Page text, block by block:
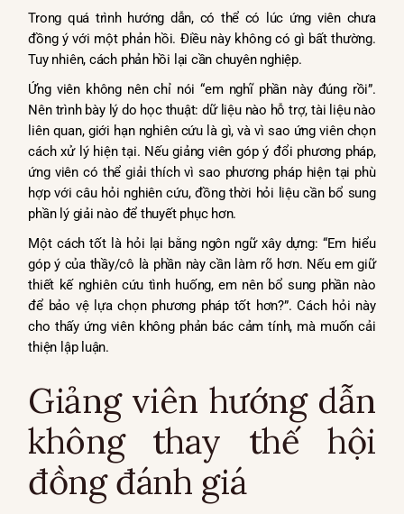
Trong quá trình hướng dẫn, có thể có lúc ứng viên chưa
đồng ý với một phản hồi. Điều này không có gì bất thường.
Tuy nhiên, cách phản hồi lại cần chuyên nghiệp.
Ứng viên không nên chỉ nói “em nghĩ phần này đúng rồi”.
Nên trình bày lý do học thuật: dữ liệu nào hỗ trợ, tài liệu nào
liên quan, giới hạn nghiên cứu là gì, và vì sao ứng viên chọn
cách xử lý hiện tại. Nếu giảng viên góp ý đổi phương pháp,
ứng viên có thể giải thích vì sao phương pháp hiện tại phù
hợp với câu hỏi nghiên cứu, đồng thời hỏi liệu cần bổ sung
phần lý giải nào để thuyết phục hơn.
Một cách tốt là hỏi lại bằng ngôn ngữ xây dựng: “Em hiểu
góp ý của thầy/cô là phần này cần làm rõ hơn. Nếu em giữ
thiết kế nghiên cứu tình huống, em nên bổ sung phần nào
để bảo vệ lựa chọn phương pháp tốt hơn?”. Cách hỏi này
cho thấy ứng viên không phản bác cảm tính, mà muốn cải
thiện lập luận.
Giảng viên hướng dẫn
không thay thế hội
đồng đánh giá